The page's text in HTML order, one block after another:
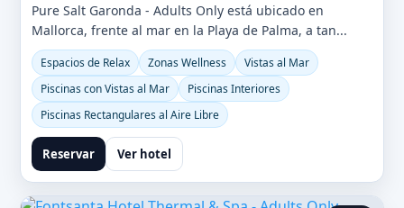
Pure Salt Garonda - Adults Only está ubicado en
Mallorca, frente al mar en la Playa de Palma, a tan...
Espacios de Relax Zonas Wellness
Vistas al Mar
Piscinas con Vistas al Mar
Piscinas Interiores
Piscinas Rectangulares al Aire Libre
Reservar Ver hotel